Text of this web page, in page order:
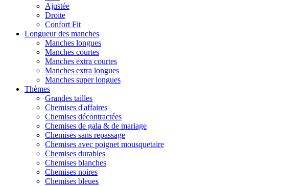
Ajustée
Droite
Confort Fit
Longueur des manches
Manches longues
Manches courtes
Manches extra courtes
Manches extra longues
Manches super longues
Thèmes
Grandes tailles
Chemises d'affaires
Chemises décontractées
Chemises de gala & de mariage
Chemises sans repassage
Chemises avec poignet mousquetaire
Chemises durables
Chemises blanches
Chemises noires
Chemises bleues